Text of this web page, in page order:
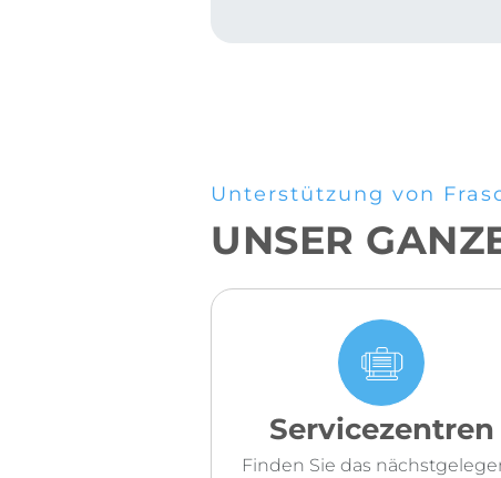
Unterstützung von
UNSER
Servicezentren
Finden Sie das